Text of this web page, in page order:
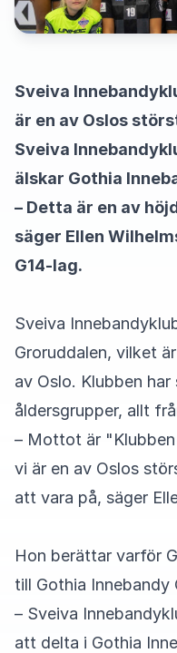
Sveiva
är en av Oslos
Sveiva
älskar Gothia
– Detta är en av
säger Ellen
G14-lag.
Sveiva
Groruddalen, vilket
av Oslo. Klubben
åldersgrupper, allt
– Mottot är
vi är en av Oslos
att vara på, säger
Hon berättar varför
till Gothia Innebandy
– Sveiva
att delta i Gothia